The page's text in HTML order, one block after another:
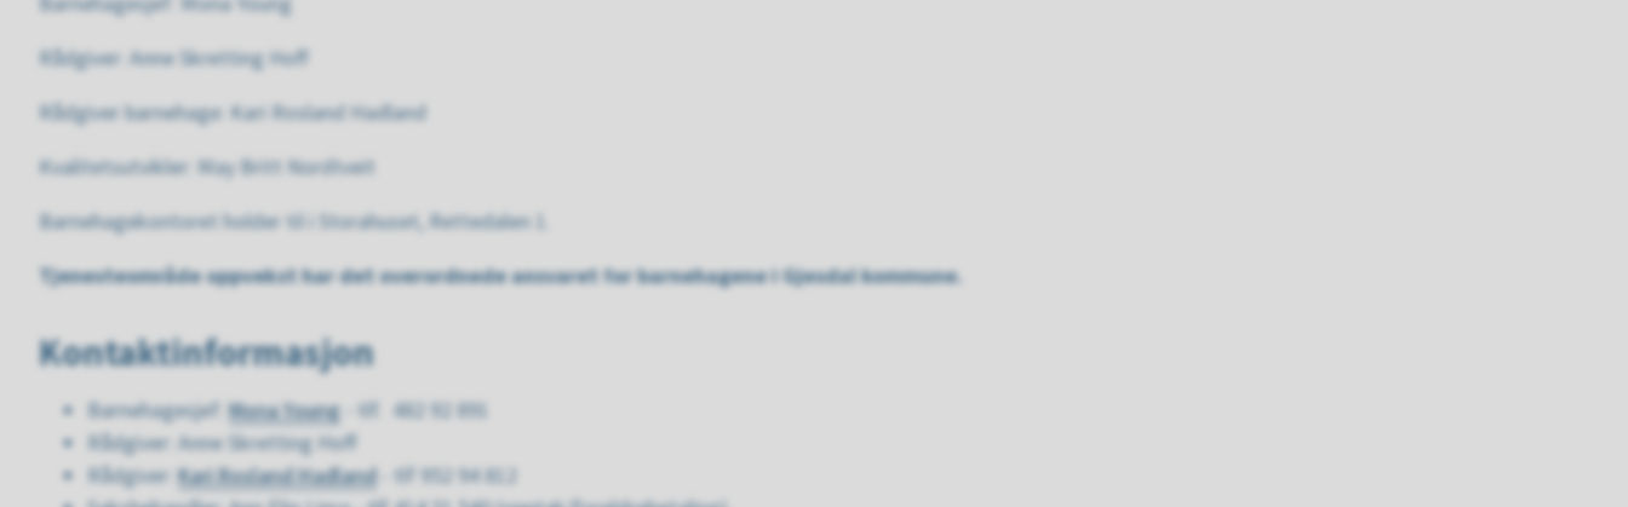
Rådgiver: Anne Skretting Hoff
Rådgiver barnehage: Kari Rosland Hadland
Kvalitetsutvikler: May Britt Nordtveit
Barnehagekontoret holder til i Storahuset, Rettedalen 1.
Tjenesteområde oppvekst har det overordnede ansvaret for barnehagene i Gjesdal kommune.
Kontaktinformasjon
Barnehagesjef:Mona Young- tlf. 482 92 891
Rådgiver: Anne Skretting Hoff
Rådgiver:Kari Rosland Hadland- tlf 952 94 812